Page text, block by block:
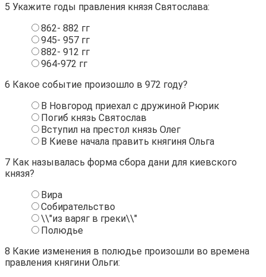
5 Укажите годы правления князя Святослава:
862- 882 гг
945- 957 гг
882- 912 гг
964-972 гг
6 Какое событие произошло в 972 году?
В Новгород приехал с дружиной Рюрик
Погиб князь Святослав
Вступил на престол князь Олег
В Киеве начала править княгиня Ольга
7 Как называлась форма сбора дани для киевского
князя?
Вира
Собирательство
\\"из варяг в греки\\"
Полюдье
8 Какие изменения в полюдье произошли во времена
правления княгини Ольги: